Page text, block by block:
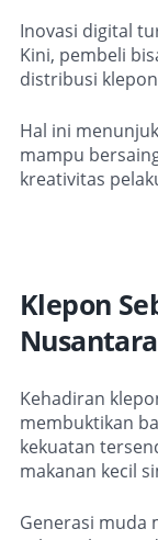
Inovasi digital
Kini, pembeli
distribusi
Hal ini
mampu
kreativitas
Klepon
Nusantara
Kehadiran
membuktikan
kekuatan
makanan kecil
Generasi muda